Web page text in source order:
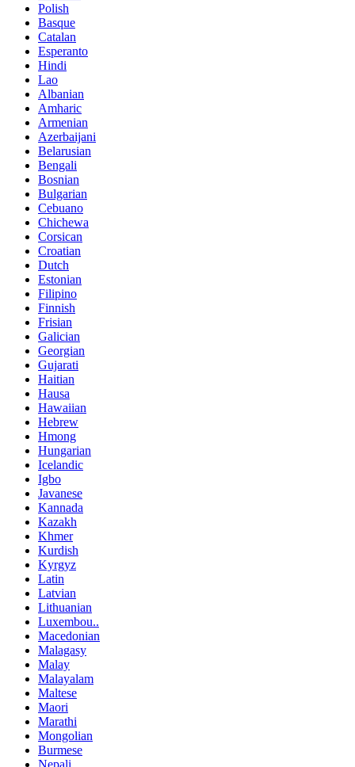
Polish
Basque
Catalan
Esperanto
Hindi
Lao
Albanian
Amharic
Armenian
Azerbaijani
Belarusian
Bengali
Bosnian
Bulgarian
Cebuano
Chichewa
Corsican
Croatian
Dutch
Estonian
Filipino
Finnish
Frisian
Galician
Georgian
Gujarati
Haitian
Hausa
Hawaiian
Hebrew
Hmong
Hungarian
Icelandic
Igbo
Javanese
Kannada
Kazakh
Khmer
Kurdish
Kyrgyz
Latin
Latvian
Lithuanian
Luxembou..
Macedonian
Malagasy
Malay
Malayalam
Maltese
Maori
Marathi
Mongolian
Burmese